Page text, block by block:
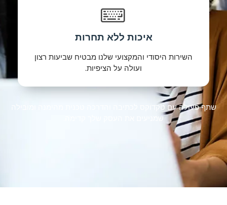
איכות ללא תחרות
השירות היסודי והמקצועי שלנו מבטיח שביעות רצון
ועולה על הציפיות.
שתף פעולה עם טקדוקס לכתיבה והדרכה טכנית מהימנה ומובילה
שמניעים את העסק שלך קדימה.